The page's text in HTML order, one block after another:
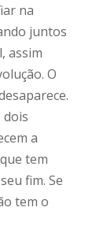
na
juntos
assim
O
dois
a
tem
fim. Se
tem o